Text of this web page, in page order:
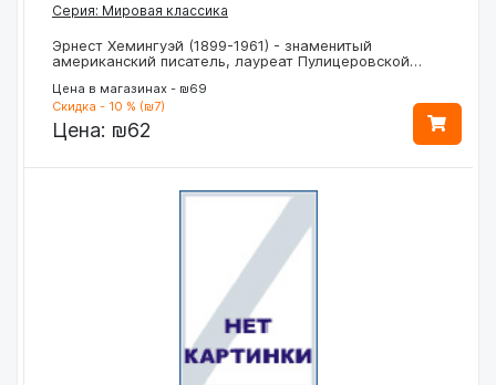
Серия: Мировая классика
Эрнест Хемингуэй (1899-1961) - знаменитый
американский писатель, лауреат Пулицеровской…
Цена в магазинах - ₪69
Скидка - 10 % (₪7)
Цена: ₪62